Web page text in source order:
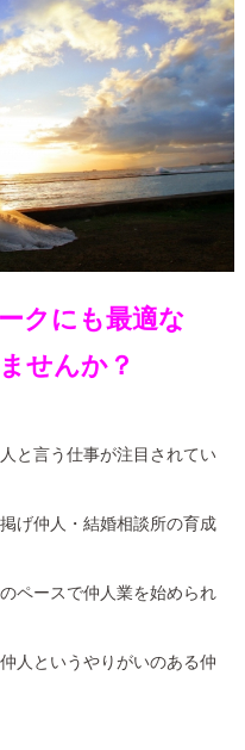
クにも最適な
せんか？
と言う仕事が注目されてい
げ仲人・結婚相談所の育成
ペースで仲人業を始められ
人というやりがいのある仲